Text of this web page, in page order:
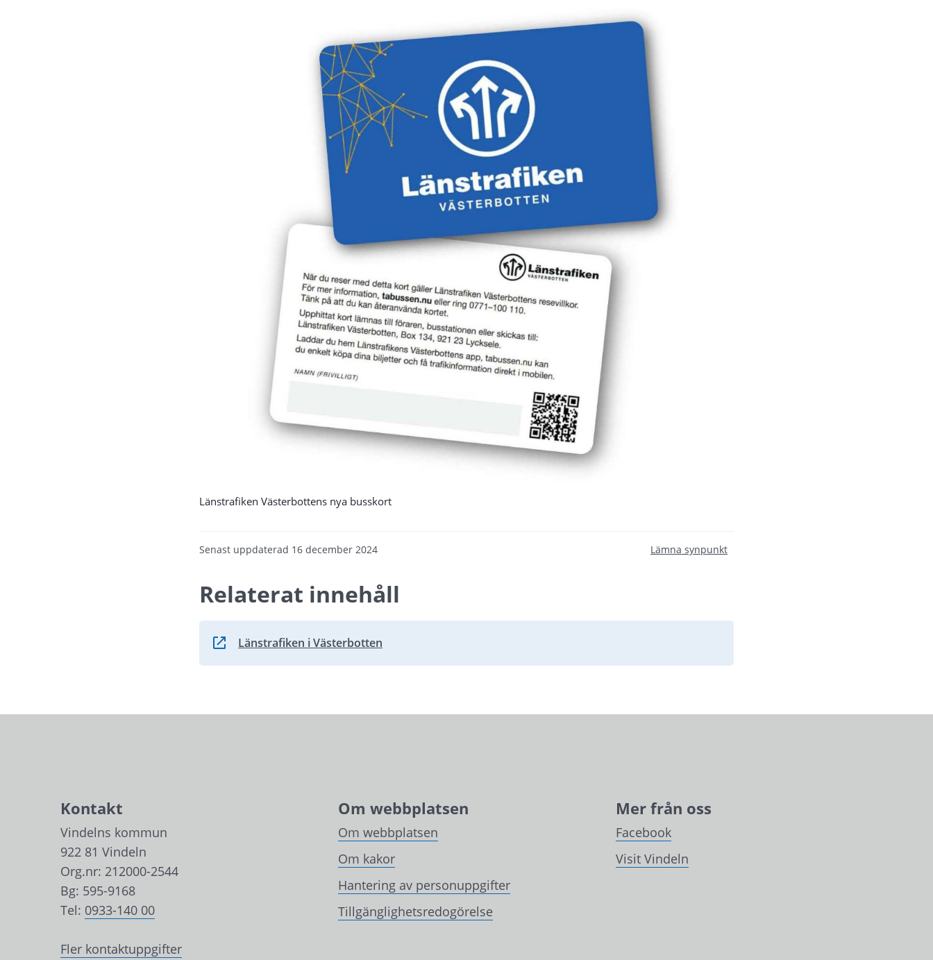
Länstrafiken Västerbottens nya busskort
Senast uppdaterad 16 december 2024 Lämna synpunkt
Relaterat innehåll
Länstrafiken i Västerbotten
Länk till annan webbplats.
Kontakt
Vindelns kommun
922 81 Vindeln
Org.nr: 212000-2544
Bg: 595-9168
Tel: 0933-140 00
Fler kontaktuppgifter
Om webbplatsen
Om webbplatsen
Om kakor
Hantering av personuppgifter
Tillgänglighetsredogörelse
Mer från oss
Facebook
Visit Vindeln